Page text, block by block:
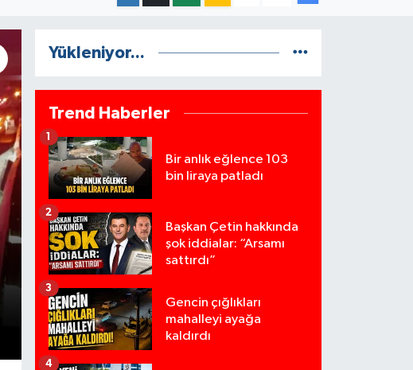
Yükleniyor...
Trend Haberler
Bir anlık eğlence 103
bin liraya patladı
1
Başkan Çetin hakkında
şok iddialar: “Arsamı
sattırdı”
2
Gencin çığlıkları
mahalleyi ayağa
kaldırdı
3
4